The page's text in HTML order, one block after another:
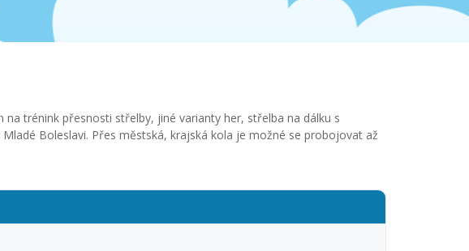
trénink přesnosti střelby, jiné varianty her, střelba na dálku s
Boleslavi. Přes městská, krajská kola je možné se probojovat až